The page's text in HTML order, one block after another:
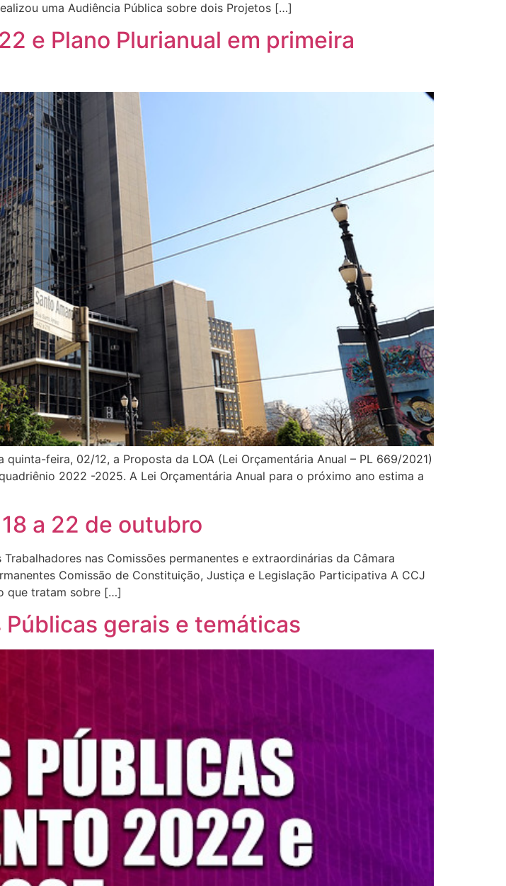
uma Audiência Pública sobre dois Projetos […]
e Plano Plurianual em primeira
feira, 02/12, a Proposta da LOA (Lei Orçamentária Anual – PL 669/2021)
2022 -2025. A Lei Orçamentária Anual para o próximo ano estima a
a 22 de outubro
nas Comissões permanentes e extraordinárias da Câmara
Comissão de Constituição, Justiça e Legislação Participativa A CCJ
que tratam sobre […]
gerais e temáticas